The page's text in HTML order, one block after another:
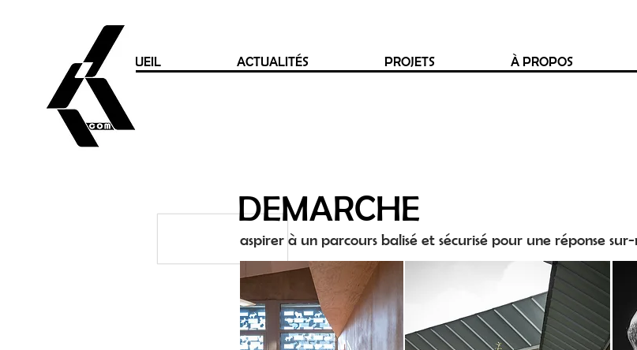
ACCUEIL ACTUALITÉS PROJETS À PROPOS
aspirer à un parcours balisé et sécurisé pour une réponse
DEMARCHE